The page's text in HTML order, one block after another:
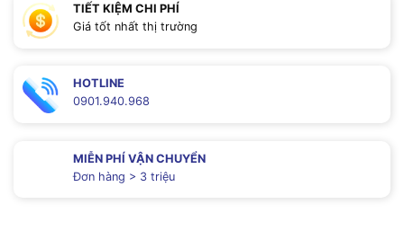
TIẾT KIỆM CHI PHÍ
Giá tốt nhất thị trường
HOTLINE
0901.940.968
MIỄN PHÍ VẬN CHUYỂN
Đơn hàng > 3 triệu